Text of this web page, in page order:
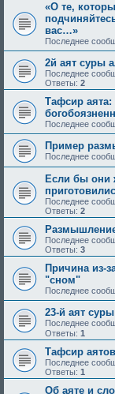
«О те,
вас…»
Последнее
2й аят суры
Последнее
Ответы: 2
Тафсир аята:
Последнее
Пример
Последнее
Если бы они
Последнее
Ответы: 2
Последнее
Ответы: 3
Причина из-
"сном"
Последнее
23-й аят
Последнее
Ответы: 1
Тафсир
Последнее
Ответы: 1
Об аяте и